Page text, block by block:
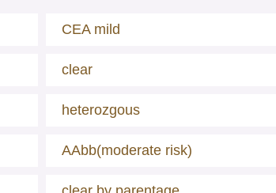
CEA mild
clear
heterozgous
AAbb(moderate risk)